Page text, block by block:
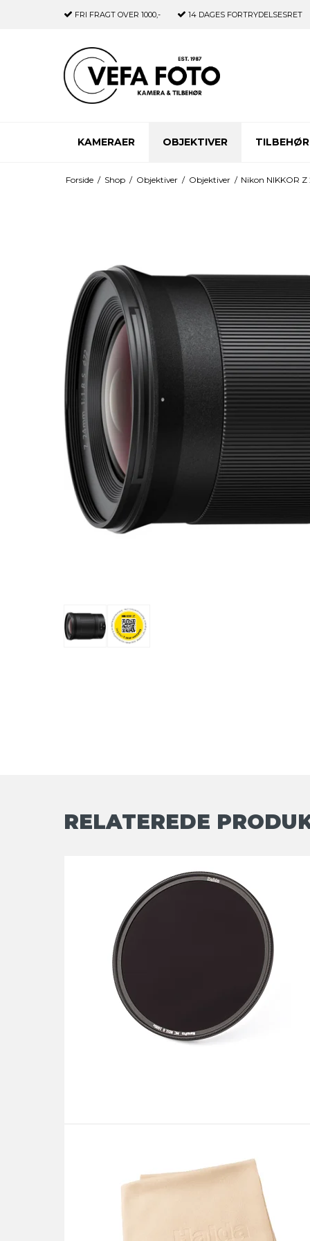
FRI FRAGT OVER 1000,- 14 DAGES FORTRYDELSESRET
KAMERAER OBJEKTIVER TILBEHØR
Forside / Shop / Objektiver / Objektiver / Nikon NIKKOR
RELATEREDE